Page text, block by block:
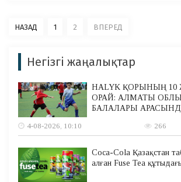
НАЗАД 1 2 ВПЕРЕД
Негізгі жаңалықтар
HALYK ҚОРЫНЫҢ
ОРАЙ: АЛМАТЫ
БАЛАЛАРЫ
4-08-2026, 10:10
266
Coca-Cola Қазақстан
алған Fuse Tea